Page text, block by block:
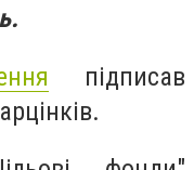
підписав